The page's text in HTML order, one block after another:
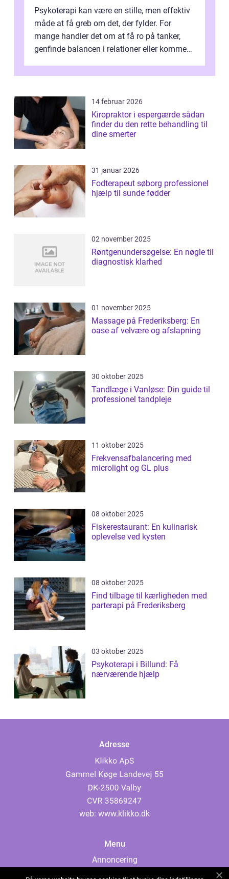
Psykoterapi kan være en stille, men effektiv
måde at få greb om det, der fylder. For
mange handler det om at få ro på tanker,
genfinde balancen i relationer eller komme
14 februar 2026
Kiropraktor i espergærde sådan
finder du den rette behandling til
dine smerter
31 januar 2026
Fodterapeut søborg professionel
hjælp til sunde fødder
02 november 2025
Røntgenundersøgelse: En nøgle til
diagnostisk klarhed
01 november 2025
Massage på Frederiksberg: En
oase af velvære og afslapning
30 oktober 2025
Tandlæge i Vanløse: Din guide til
professionel tandpleje
11 oktober 2025
Frekvensafbalancering med
microlight og GL plus
08 oktober 2025
Fiskerestaurant: En kulinarisk
oplevelse ved kysten
08 oktober 2025
Find tilbage til kærligheden med
parterapi på Frederiksberg
03 oktober 2025
Psykoterapi i Billund: Få
nærværende hjælp
Adresse
web: www.klikko.dk
Menu
Annoncering